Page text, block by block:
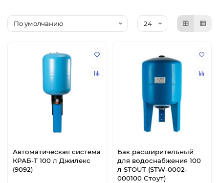
Автоматическая система
КРАБ-Т 100 л Джилекс
(9092)
Бак расширительный
для водоснабжения 100
л STOUT (STW-0002-
000100 Стоут)